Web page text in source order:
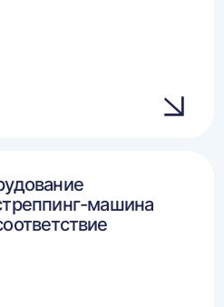
машина